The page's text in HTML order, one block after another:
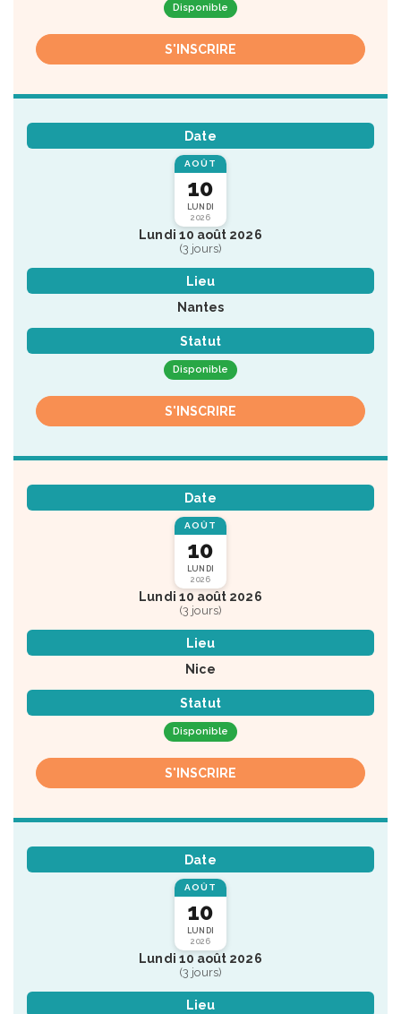
Disponible
S'INSCRIRE
Date
AOÛT
10
LUNDI
2026
Lundi 10 août 2026
(3 jours)
Lieu
Nantes
Statut
Disponible
S'INSCRIRE
Date
AOÛT
10
LUNDI
2026
Lundi 10 août 2026
(3 jours)
Lieu
Nice
Statut
Disponible
S'INSCRIRE
Date
AOÛT
10
LUNDI
2026
Lundi 10 août 2026
(3 jours)
Lieu